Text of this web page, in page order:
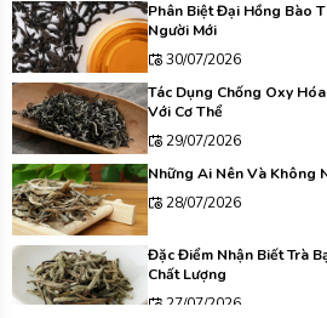
Phân Biệt Đại Hồng Bào
Người Mới
30/07/2026
Tác Dụng Chống Oxy
Với Cơ Thể
29/07/2026
Những Ai Nên Và Không
28/07/2026
Đặc Điểm Nhận Biết Trà
Chất Lượng
27/07/2026